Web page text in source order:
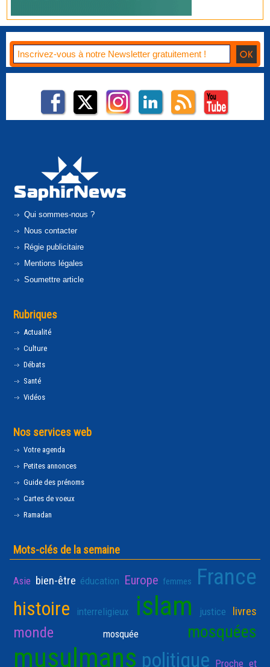
Qui sommes-nous ?
Nous contacter
Régie publicitaire
Mentions légales
Soumettre article
Rubriques
Actualité
Culture
Débats
Santé
Vidéos
Nos services web
Votre agenda
Petites annonces
Guide des prénoms
Cartes de voeux
Ramadan
Mots-clés de la semaine
Asie bien-être éducation Europe femmes France
histoire interreligieux islam justice livres
monde mosquée mosquées
musulmans politique Proche et